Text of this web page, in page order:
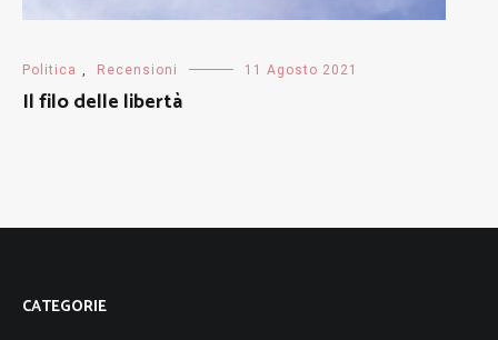
Politica Recensioni 11 Agosto 2021
Il filo delle libertà
CATEGORIE